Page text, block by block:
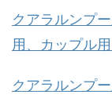
クアラルンプ
用、カップル
クアラルンプ